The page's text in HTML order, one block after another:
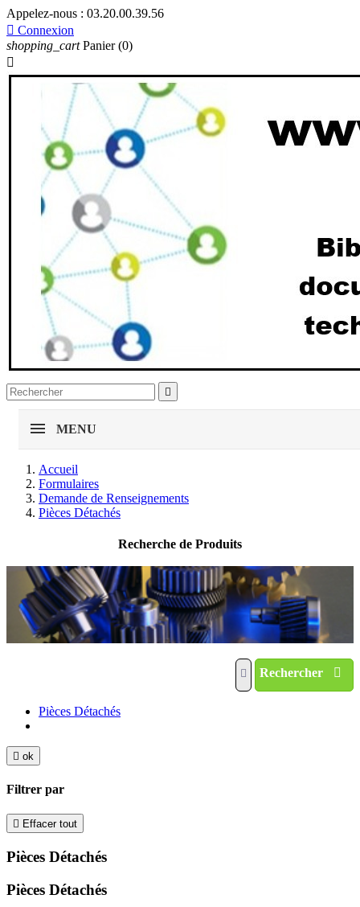
Appelez-nous : 03.20.00.39.56
 Connexion
shopping_cart Panier (0)


MENU
Accueil
Formulaires
Demande de Renseignements
Pièces Détachés
Recherche de Produits
Rechercher
Pièces Détachés
 ok
Filtrer par
 Effacer tout
Pièces Détachés
Pièces Détachés